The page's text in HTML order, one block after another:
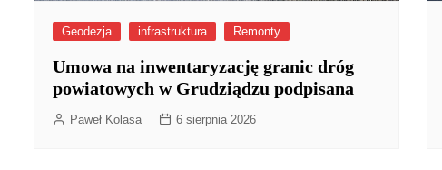
Geodezja infrastruktura Remonty
Umowa na inwentaryzację granic dróg
powiatowych w Grudziądzu podpisana
Paweł Kolasa 6 sierpnia 2026